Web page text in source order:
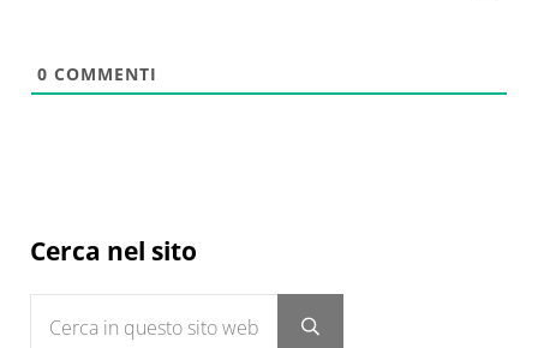
0 COMMENTI
Sidebar
Cerca nel sito
Submit search